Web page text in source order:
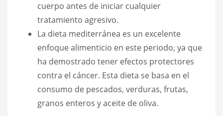
cuerpo antes de iniciar cualquier
tratamiento agresivo.
La dieta mediterránea es un excelente
enfoque alimenticio en este periodo, ya que
ha demostrado tener efectos protectores
contra el cáncer. Esta dieta se basa en el
consumo de pescados, verduras, frutas,
granos enteros y aceite de oliva.